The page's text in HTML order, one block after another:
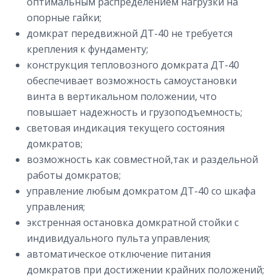
опорные гайки;
домкрат передвижной ДТ-40 не требуется
крепления к фундаменту;
конструкция тепловозного домкрата ДТ-40
обеспечивает возможность самоустановки
винта в вертикальном положении, что
повышает надежность и грузоподъемность;
cветовая индикация текущего состояния
домкратов;
возможность как совместной,так и раздельной
работы домкратов;
управление любым домкратом ДТ-40 со шкафа
управления;
экстренная остановка домкратной стойки с
индивидуального пульта управления;
автоматическое отключение питания
домкратов при достижении крайних положений;